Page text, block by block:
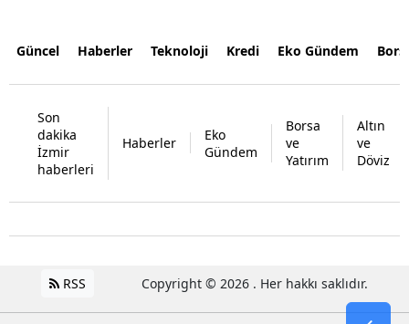
Güncel Haberler Teknoloji Kredi Eko Gündem
Son
dakika
İzmir
haberleri
Haberler
Eko
Gündem
Borsa
ve
Yatırım
Altın
ve
Döviz
RSS Copyright © 2026 . Her hakkı saklıdır.